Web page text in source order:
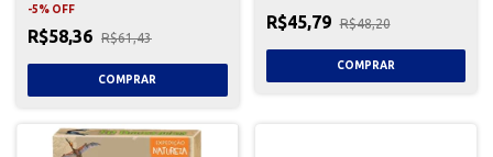
-5% OFF
R$58,36 R$61,43
R$45,79 R$48,20